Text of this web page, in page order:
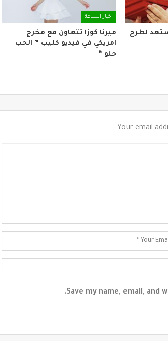
لطرح
اخبار الساعة
ميرنا كوزا تتعاون مع مخرج
امريكي في فيديو كليب ” الحب
حلو “
Your email
Save my name, email, and